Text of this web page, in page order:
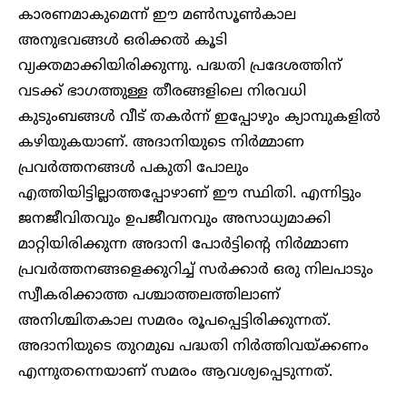
കാരണമാകുമെന്ന് ഈ മൺസൂൺകാല
അനുഭവങ്ങൾ ഒരിക്കൽ കൂടി
വ്യക്തമാക്കിയിരിക്കുന്നു. പദ്ധതി പ്രദേശത്തിന്
വടക്ക് ഭാ​ഗത്തുള്ള തീരങ്ങളിലെ നിരവധി
കുടുംബങ്ങൾ വീട് തകർന്ന് ഇപ്പോഴും ക്യാമ്പുകളിൽ
കഴിയുകയാണ്. അദാനിയുടെ നിർമ്മാണ
പ്രവർത്തനങ്ങൾ പകുതി പോലും
എത്തിയിട്ടില്ലാത്തപ്പോഴാണ് ഈ സ്ഥിതി. എന്നിട്ടും
ജനജീവിതവും ഉപജീവനവും അസാധ്യമാക്കി
മാറ്റിയിരിക്കുന്ന അദാനി പോർട്ടിന്റെ നിർമ്മാണ
പ്രവർത്തനങ്ങളെക്കുറിച്ച് സർക്കാർ ഒരു നിലപാടും
സ്വീകരിക്കാത്ത പശ്ചാത്തലത്തിലാണ്
അനിശ്ചിതകാല സമരം രൂപപ്പെട്ടിരിക്കുന്നത്.
അദാനിയുടെ തുറമുഖ പദ്ധതി നിർത്തിവയ്ക്കണം
എന്നുതന്നെയാണ് സമരം ആവശ്യപ്പെടുന്നത്.